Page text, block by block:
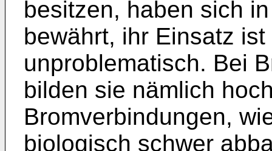
besitzen, haben sich
bewährt, ihr Einsatz
unproblematisch. Bei
bilden sie nämlich
Bromverbindungen,
biologisch schwer